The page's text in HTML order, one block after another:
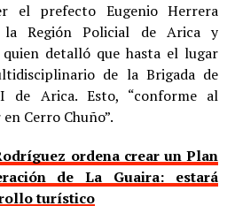
el prefecto Eugenio Herrera
Región Policial de Arica y
detalló que hasta el lugar
de la Brigada de
de Arica. Esto, “conforme al
Cerro Chuño”.
ordena crear un Plan
de La Guaira: estará
turístico